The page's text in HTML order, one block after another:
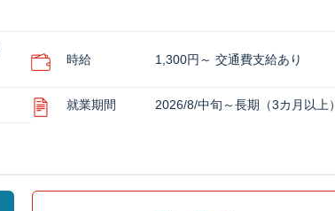
時給 1,300円～ 交通費支給あり
就業期間 2026/8/中旬～長期（3カ月以上）